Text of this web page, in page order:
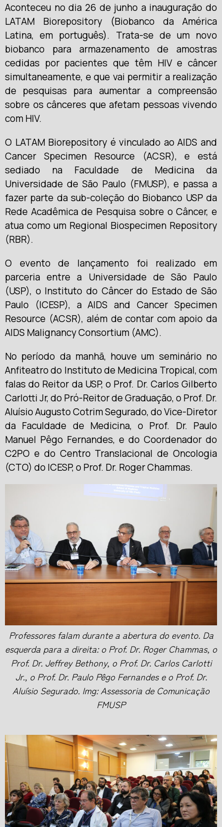
Aconteceu no dia 26 de junho a inauguração do
LATAM Biorepository (Biobanco da América
Latina, em português). Trata-se de um novo
biobanco para armazenamento de amostras
cedidas por pacientes que têm HIV e câncer
simultaneamente, e que vai permitir a realização
de pesquisas para aumentar a compreensão
sobre os cânceres que afetam pessoas vivendo
com HIV.
O LATAM Biorepository é vinculado ao AIDS and
Cancer Specimen Resource (ACSR), e está
sediado na Faculdade de Medicina da
Universidade de São Paulo (FMUSP), e passa a
fazer parte da sub-coleção do Biobanco USP da
Rede Acadêmica de Pesquisa sobre o Câncer, e
atua como um Regional Biospecimen Repository
(RBR).
O evento de lançamento foi realizado em
parceria entre a Universidade de São Paulo
(USP), o Instituto do Câncer do Estado de São
Paulo (ICESP), a AIDS and Cancer Specimen
Resource (ACSR), além de contar com apoio da
AIDS Malignancy Consortium (AMC).
No período da manhã, houve um seminário no
Anfiteatro do Instituto de Medicina Tropical, com
falas do Reitor da USP, o Prof. Dr. Carlos Gilberto
Carlotti Jr, do Pró-Reitor de Graduação, o Prof. Dr.
Aluísio Augusto Cotrim Segurado, do Vice-Diretor
da Faculdade de Medicina, o Prof. Dr. Paulo
Manuel Pêgo Fernandes, e do Coordenador do
C2PO e do Centro Translacional de Oncologia
(CTO) do ICESP, o Prof. Dr. Roger Chammas.
Professores falam durante a abertura do evento. Da
esquerda para a direita: o Prof. Dr. Roger Chammas, o
Prof. Dr. Jeffrey Bethony, o Prof. Dr. Carlos Carlotti
Jr., o Prof. Dr. Paulo Pêgo Fernandes e o Prof. Dr.
Aluísio Segurado. Img: Assessoria de Comunicação
FMUSP